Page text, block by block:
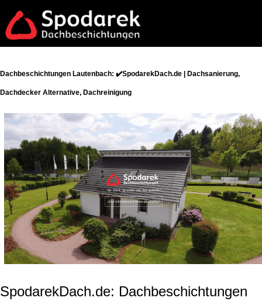
Dachbeschichtungen Lautenbach: ✔️SpodarekDach.de | Dachsanierung,
Dachdecker Alternative, Dachreinigung
SpodarekDach.de: Dachbeschichtungen